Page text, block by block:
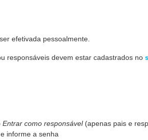
efetivada pessoalmente.
responsáveis devem estar cadastrados no
Entrar como responsável(apenas pais e
informe a senha